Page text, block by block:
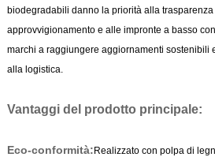
biodegradabili danno la priorità alla
approvvigionamento e alle impronte a basso
marchi a raggiungere aggiornamenti sostenibili
alla logistica.
Vantaggi del prodotto principale:
Eco-conformità:Realizzato con polpa di